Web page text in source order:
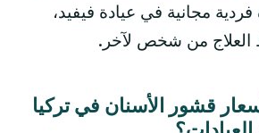
مجانية في عيادة فيفيد،
من شخص لآخر.
قشور الأسنان في تركيا